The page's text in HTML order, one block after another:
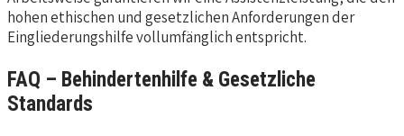
hohen ethischen und gesetzlichen Anforderungen der
Eingliederungshilfe vollumfänglich entspricht.
FAQ – Behindertenhilfe & Gesetzliche
Standards